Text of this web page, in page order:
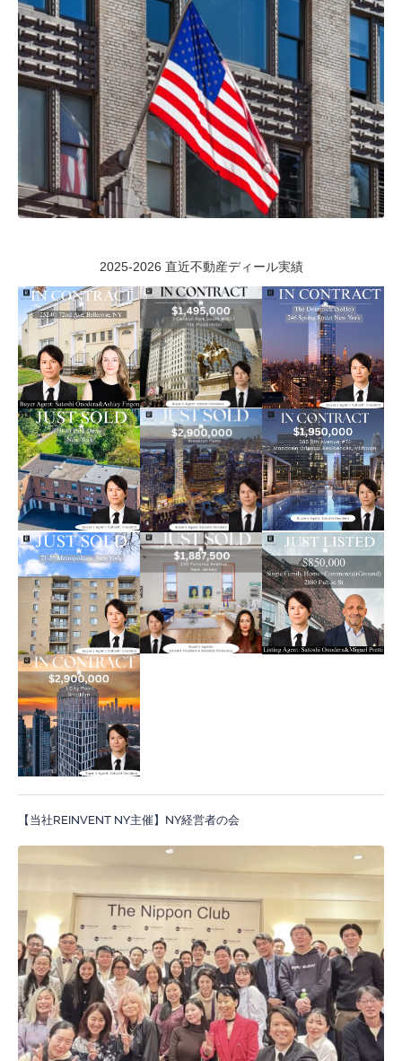
2025-2026 直近不動産ディール実績
【当社REINVENT NY主催】NY経営者の会